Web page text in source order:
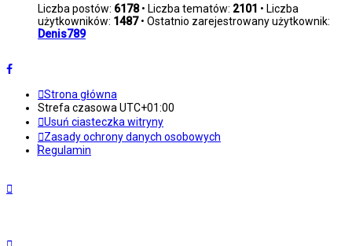
Liczba postów: 6178• Liczba tematów: 2101 • Liczba
użytkowników: 1487• Ostatnio zarejestrowany użytkownik:
Denis789
Strona główna
Strefa czasowa UTC+01:00
Usuń ciasteczka witryny
Zasady ochrony danych osobowych
Regulamin